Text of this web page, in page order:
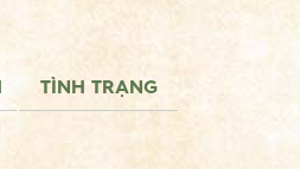
TÌNH TRẠNG